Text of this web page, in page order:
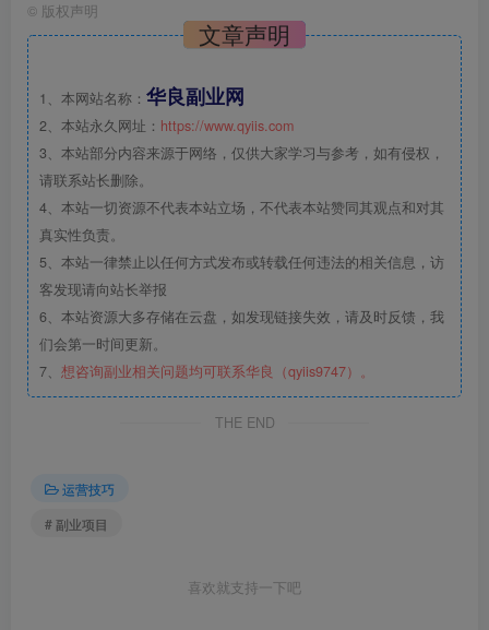
© 版权声明
文章声明
1、本网站名称： 华良副业网
2、本站永久网址： https://www.qyiis.com
3、本站部分内容来源于网络，仅供大家学习与参考，如有侵权，
请联系站长删除。
4、本站一切资源不代表本站立场，不代表本站赞同其观点和对其
真实性负责。
5、本站一律禁止以任何方式发布或转载任何违法的相关信息，访
客发现请向站长举报
6、本站资源大多存储在云盘，如发现链接失效，请及时反馈，我
们会第一时间更新。
7、 想咨询副业相关问题均可联系华良（qyiis9747）。
THE END
运营技巧
# 副业项目
喜欢就支持一下吧